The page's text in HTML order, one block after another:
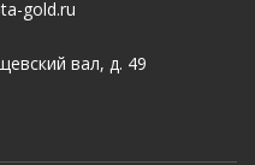
gold.ru
вал, д. 49